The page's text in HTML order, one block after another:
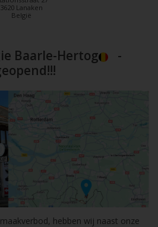
3620 Lanaken
België
Baarle-Hertog
-
hebben wij naast onze